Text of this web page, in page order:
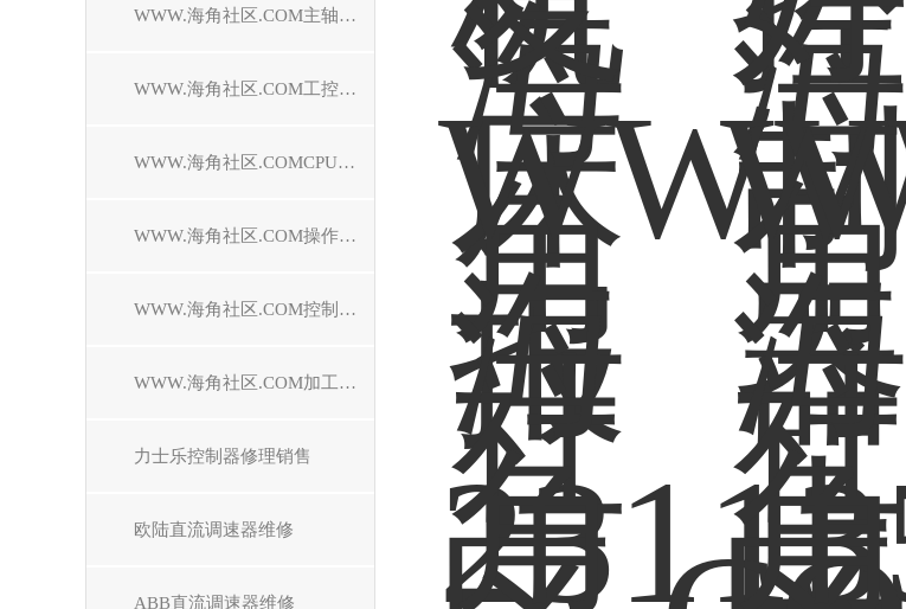
WWW.海角社区.COM主轴电机维修
WWW.海角社区.COM工控机维修
WWW.海角社区.COMCPU模块维修中心
WWW.海角社区.COM操作面板维修
WWW.海角社区.COM控制器维修
WWW.海角社区.COM加工中心维修
力士乐控制器修理销售
欧陆直流调速器维修
ABB直流调速器维修